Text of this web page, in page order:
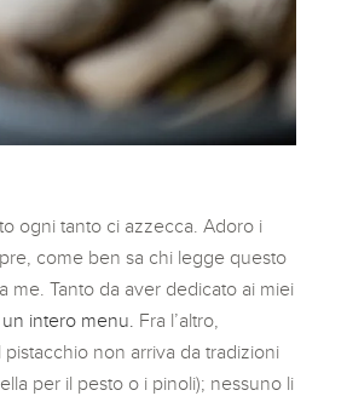
ogni tanto ci azzecca. Adoro i
come ben sa chi legge questo
me. Tanto da aver dedicato ai miei
un intero menu. Fra l’altro,
pistacchio non arriva da tradizioni
per il pesto o i pinoli); nessuno li